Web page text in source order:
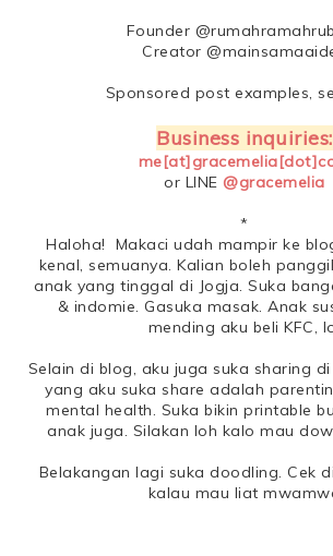
Founder
Creator
Sponsored post examples,
Business inquiries:
or LINE @gracemelia
*
Haloha! Makaci udah mampir ke
kenal, semuanya. Kalian boleh
anak yang tinggal di Jogja. Suka
& indomie. Gasuka masak. Anak
mending aku beli KFC,
Selain di blog, aku juga suka sharing
yang aku suka share adalah
mental health. Suka bikin printable
anak juga. Silakan loh kalo mau
Belakangan lagi suka doodling. Cek di
kalau mau liat